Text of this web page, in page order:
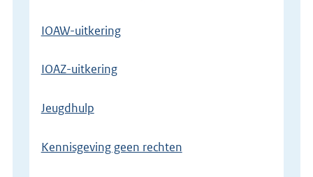
IOAW-uitkering
IOAZ-uitkering
Jeugdhulp
Kennisgeving geen rechten